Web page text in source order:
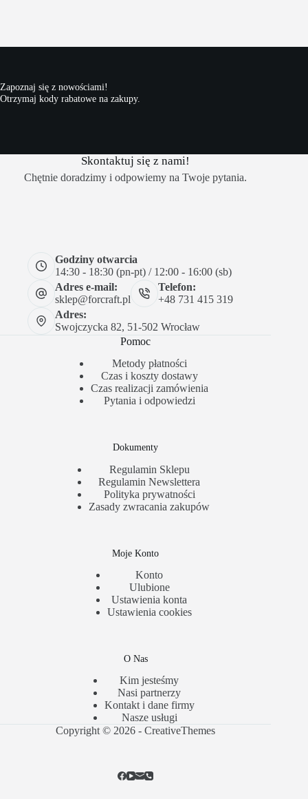
Zapoznaj się z nowościami!
Otrzymaj kody rabatowe na zakupy.
Skontaktuj się z nami!
Chętnie doradzimy i odpowiemy na Twoje pytania.
Godziny otwarcia
14:30 - 18:30 (pn-pt) / 12:00 - 16:00 (sb)
Adres e-mail:
sklep@forcraft.pl
Telefon:
+48 731 415 319
Adres:
Swojczycka 82, 51-502 Wrocław
Pomoc
Metody płatności
Czas i koszty dostawy
Czas realizacji zamówienia
Pytania i odpowiedzi
Dokumenty
Regulamin Sklepu
Regulamin Newslettera
Polityka prywatności
Zasady zwracania zakupów
Moje Konto
Konto
Ulubione
Ustawienia konta
Ustawienia cookies
O Nas
Kim jesteśmy
Nasi partnerzy
Kontakt i dane firmy
Nasze usługi
Copyright © 2026 -CreativeThemes